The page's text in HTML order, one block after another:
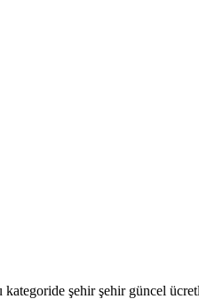
şehir şehir güncel